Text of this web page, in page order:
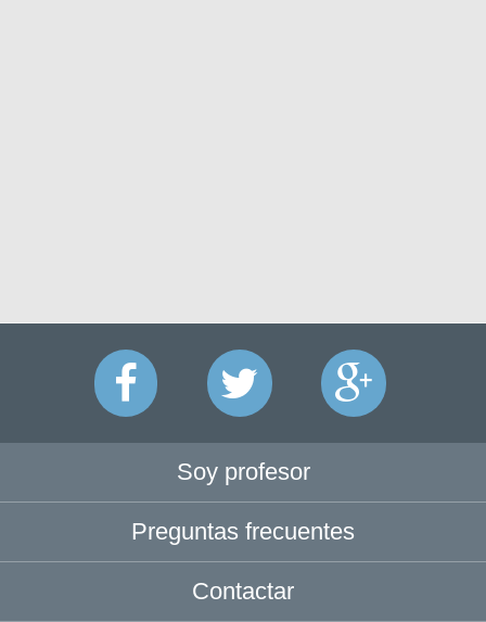
Soy profesor
Preguntas frecuentes
Contactar